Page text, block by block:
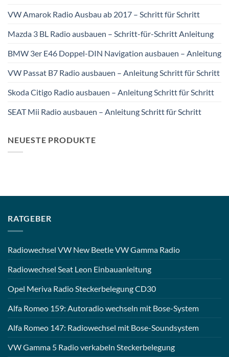
VW Amarok Radio Ausbau ab 2017 – Schritt für Schritt
Mazda 3 BL Radio ausbauen – Schritt-für-Schritt Anleitung
BMW 3er E46 Doppel-DIN Navigation ausbauen – Anleitung
VW Passat B7 Radio ausbauen – Anleitung Schritt für Schritt
Skoda Citigo Radio ausbauen – Anleitung Schritt für Schritt
SEAT Mii Radio ausbauen – Anleitung Schritt für Schritt
NEUESTE PRODUKTE
RATGEBER
Radiowechsel VW New Beetle VW Gamma Radio
Radiowechsel Seat Leon Einbauanleitung
Opel Meriva Radio Steckerbelegung CD30
Alfa Romeo 159: Autoradio wechseln mit Bose-System
Alfa Romeo 147: Radiowechsel mit Bose-Soundsystem
VW Gamma 5 Radio verkabeln Steckerbelegung